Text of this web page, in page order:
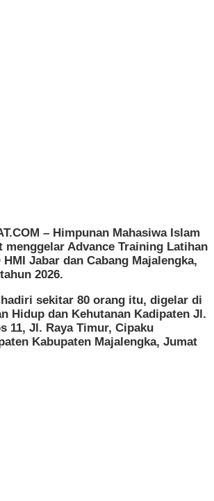
– Himpunan Mahasiwa Islam
menggelar Advance Training Latihan
Jabar dan Cabang Majalengka,
2026.
sekitar 80 orang itu, digelar di
Hidup dan Kehutanan Kadipaten Jl.
11, Jl. Raya Timur, Cipaku
Kabupaten Majalengka, Jumat